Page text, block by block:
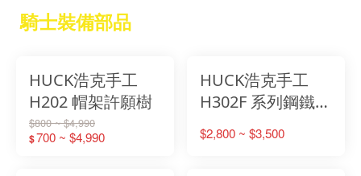
騎士裝備部品
HUCK浩克手工
H202 帽架許願樹
$800 ~ $4,990
$700 ~ $4,990
HUCK浩克手工
H302F 系列鋼鐵盔
架 - 風扇版
$2,800 ~ $3,500